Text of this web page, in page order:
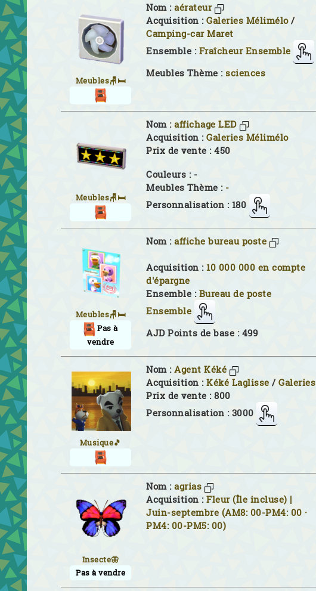
Meubles🪑🛏
Nom :aérateur
Acquisition :Galeries Mélimélo/
Camping-car Maret
Ensemble : Fraîcheur Ensemble
Meubles Thème : sciences
Meubles🪑🛏
Nom :affichage LED
Acquisition :Galeries Mélimélo
Prix de vente : 450
Couleurs : -
Meubles Thème : -
Personnalisation : 180
Meubles🪑🛏
Pas à
vendre
Nom :affiche bureau poste
Acquisition :10 000 000 en compte
d'épargne
Ensemble : Bureau de poste
Ensemble
AJD Points de base : 499
Musique🎵
Nom :Agent Kéké
Acquisition :Kéké Laglisse /Galeries
Prix de vente : 800
Personnalisation : 3000
Insecte🦋
Pas à vendre
Nom :agrias
Acquisition :Fleur (Île incluse) |
Juin-septembre (AM8: 00-PM4: 00 ·
PM4: 00-PM5: 00)